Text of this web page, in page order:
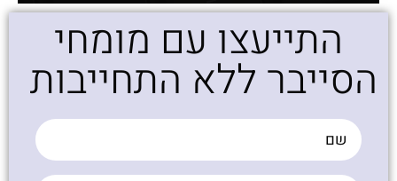
התייעצו עם מומחי
הסייבר ללא התחייבות ​